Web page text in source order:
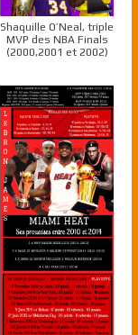
Shaquille O’Neal, triple
MVP des NBA Finals
(2000,2001 et 2002)